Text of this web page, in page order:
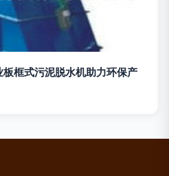
框式污泥脱水机助力环保产